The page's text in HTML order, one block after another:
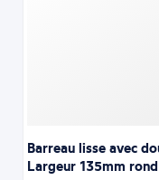
Barreau lisse avec
Largeur 135mm